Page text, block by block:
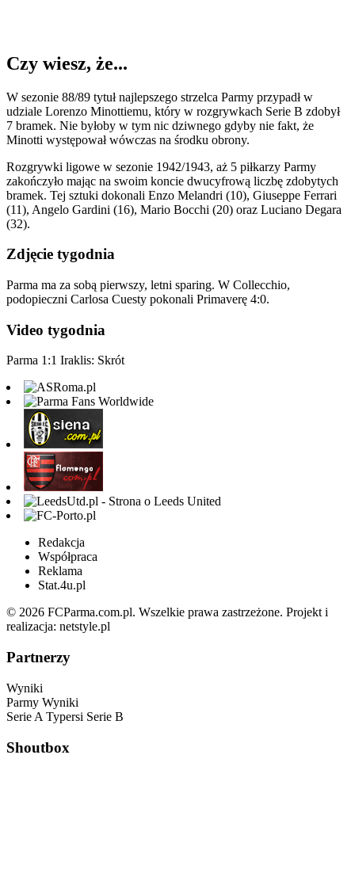
Czy wiesz, że...
W sezonie 88/89 tytuł najlepszego strzelca Parmy przypadł w
udziale Lorenzo Minottiemu, który w rozgrywkach Serie B zdobył
7 bramek. Nie byłoby w tym nic dziwnego gdyby nie fakt, że
Minotti występował wówczas na środku obrony.
Rozgrywki ligowe w sezonie 1942/1943, aż 5 piłkarzy Parmy
zakończyło mając na swoim koncie dwucyfrową liczbę zdobytych
bramek. Tej sztuki dokonali Enzo Melandri (10), Giuseppe Ferrari
(11), Angelo Gardini (16), Mario Bocchi (20) oraz Luciano Degara
(32).
Zdjęcie tygodnia
Parma ma za sobą pierwszy, letni sparing. W Collecchio,
podopieczni Carlosa Cuesty pokonali Primaverę 4:0.
Video tygodnia
Parma 1:1 Iraklis: Skrót
Redakcja
Współpraca
Reklama
Stat.4u.pl
© 2026 FCParma.com.pl. Wszelkie prawa zastrzeżone. Projekt i
realizacja: netstyle.pl
Partnerzy
Wyniki
Parmy Wyniki
Serie A Typersi Serie B
Shoutbox